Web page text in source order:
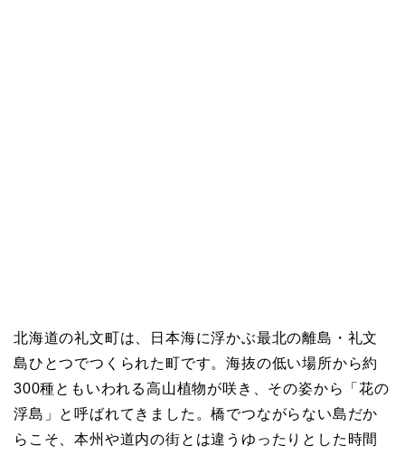
北海道の礼文町は、日本海に浮かぶ最北の離島・礼文
島ひとつでつくられた町です。海抜の低い場所から約
300種ともいわれる高山植物が咲き、その姿から「花の
浮島」と呼ばれてきました。橋でつながらない島だか
らこそ、本州や道内の街とは違うゆったりとした時間